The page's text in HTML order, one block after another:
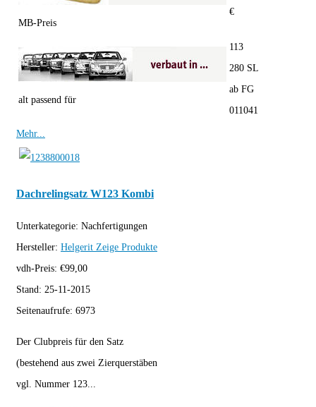
MB-Preis
€
alt passend für
113
280 SL
ab FG
011041
Mehr...
Dachrelingsatz W123 Kombi
Unterkategorie: Nachfertigungen
Hersteller: Helgerit Zeige Produkte
vdh-Preis: €99,00
Stand: 25-11-2015
Seitenaufrufe: 6973
Der Clubpreis für den Satz
(bestehend aus zwei Zierquerstäben
vgl. Nummer 123...